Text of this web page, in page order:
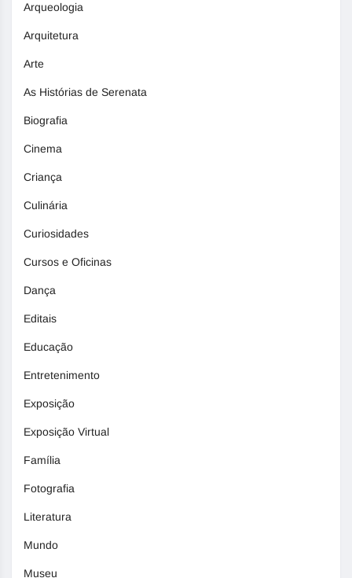
Arqueologia
Arquitetura
Arte
As Histórias de Serenata
Biografia
Cinema
Criança
Culinária
Curiosidades
Cursos e Oficinas
Dança
Editais
Educação
Entretenimento
Exposição
Exposição Virtual
Família
Fotografia
Literatura
Mundo
Museu